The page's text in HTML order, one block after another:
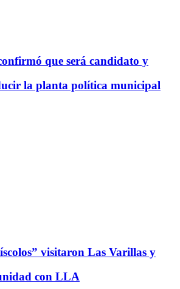
que será candidato y
la planta política municipal
visitaron Las Varillas y
con LLA